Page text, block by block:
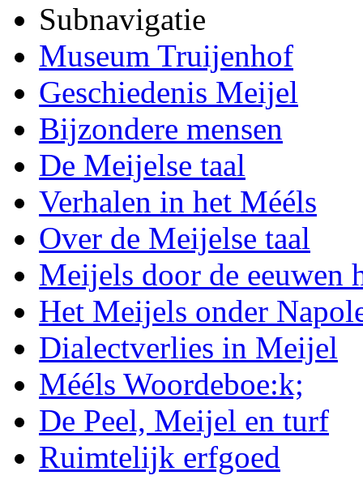
Subnavigatie
Museum Truijenhof
Geschiedenis Meijel
Bijzondere mensen
De Meijelse taal
Verhalen in het Mééls
Over de Meijelse taal
Meijels door de eeuwen
Het Meijels onder
Dialectverlies in Meijel
Mééls Woordeboe:k;
De Peel, Meijel en turf
Ruimtelijk erfgoed